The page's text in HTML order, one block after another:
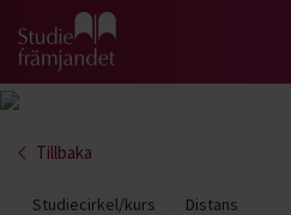
Gå till studiefrämjandets startsida
Tillbaka
Studiecirkel/kurs Distans